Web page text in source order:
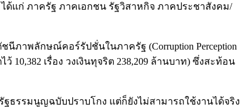
ด้แก่ ภาครัฐ ภาคเอกชน รัฐวิสาหกิจ ภาคประชาสังคม/
ภาพลักษณ์คอร์รัปชั่นในภาครัฐ (Corruption Perception
เรื่อง วงเงินทุจริต 238,209 ล้านบาท) ซึ่งสะท้อน
ธรรมนูญฉบับปราบโกง แต่ก็ยังไม่สามารถใช้งานได้จริง